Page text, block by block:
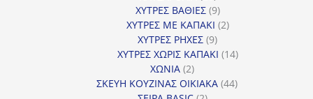
προϊόντα
ΧΥΤΡΕΣ ΒΑΘΙΕΣ 99
προϊόντα
ΧΥΤΡΕΣ ΜΕ ΚΑΠΑΚΙ 22
ΧΥΤΡΕΣ ΡΗΧΕΣ 99
προϊόντα
ΧΥΤΡΕΣ ΧΩΡΙΣ ΚΑΠΑΚΙ 1414
ΧΩΝΙΑ 22
προϊόντα
ΣΚΕΥΗ ΚΟΥΖΙΝΑΣ ΟΙΚΙΑΚΑ 4444